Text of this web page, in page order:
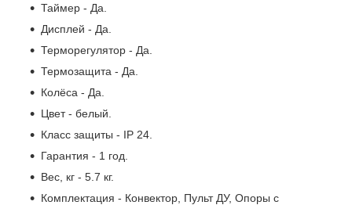
Таймер - Да.
Дисплей - Да.
Терморегулятор - Да.
Термозащита - Да.
Колёса - Да.
Цвет - белый.
Класс защиты - IP 24.
Гарантия - 1 год.
Вес, кг - 5.7 кг.
Комплектация - Конвектор, Пульт ДУ, Опоры с